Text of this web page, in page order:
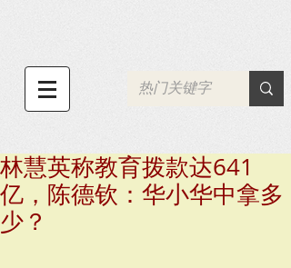
林慧英称教育拨款达641
亿，陈德钦：华小华中拿多
少？